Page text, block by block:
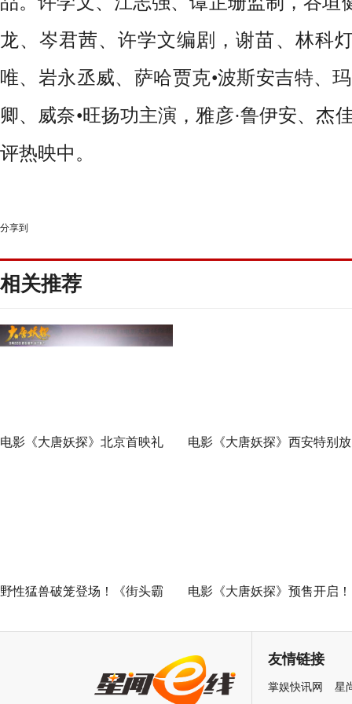
龙、岑君茜、许学文编剧，谢苗、林科
唯、岩永丞威、萨哈贾克•波斯安吉特、
卿、威奈•旺扬功主演，雅彦·鲁伊安、杰
评热映中。
分享到
相关推荐
电影《大唐妖探》北京首映礼 电影《大唐妖探》西安特别放
野性猛兽破笼登场！《街头霸 电影《大唐妖探》预售开启！
邀你共赴探案之旅友情链接
掌娱快讯网
星